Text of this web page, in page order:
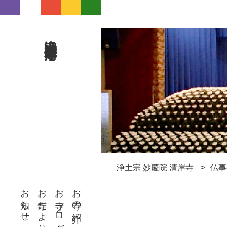
お寺の紹介
お寺ブログ
お寺だより
お知らせ
浄土宗 妙慶院 清岸寺 仏